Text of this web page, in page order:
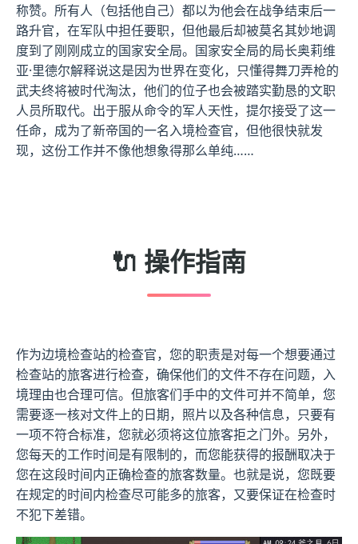
称赞。所有人（包括他自己）都以为他会在战争结束后一
路升官，在军队中担任要职，但他最后却被莫名其妙地调
度到了刚刚成立的国家安全局。国家安全局的局长奥莉维
亚·里德尔解释说这是因为世界在变化，只懂得舞刀弄枪的
武夫终将被时代淘汰，他们的位子也会被踏实勤恳的文职
人员所取代。出于服从命令的军人天性，提尔接受了这一
任命，成为了新帝国的一名入境检查官，但他很快就发
现，这份工作并不像他想象得那么单纯……
🔌 操作指南
作为边境检查站的检查官，您的职责是对每一个想要通过
检查站的旅客进行检查，确保他们的文件不存在问题，入
境理由也合理可信。但旅客们手中的文件可并不简单，您
需要逐一核对文件上的日期，照片以及各种信息，只要有
一项不符合标准，您就必须将这位旅客拒之门外。另外，
您每天的工作时间是有限制的，而您能获得的报酬取决于
您在这段时间内正确检查的旅客数量。也就是说，您既要
在规定的时间内检查尽可能多的旅客，又要保证在检查时
不犯下差错。